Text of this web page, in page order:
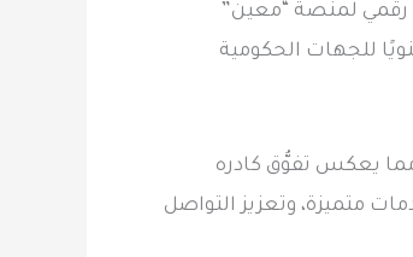
رقمي لمنصة “معين”
حيث يمنح المنتدى الجوائز سنويًا للجهات الحكومية
الفضية في فئة​ (الموظفون في صميم كل شيء – أكثر من ٥٠٠٠ موظف)، مما يعكس تفوُّق كادره
متميزة، وتعزيز التواصل